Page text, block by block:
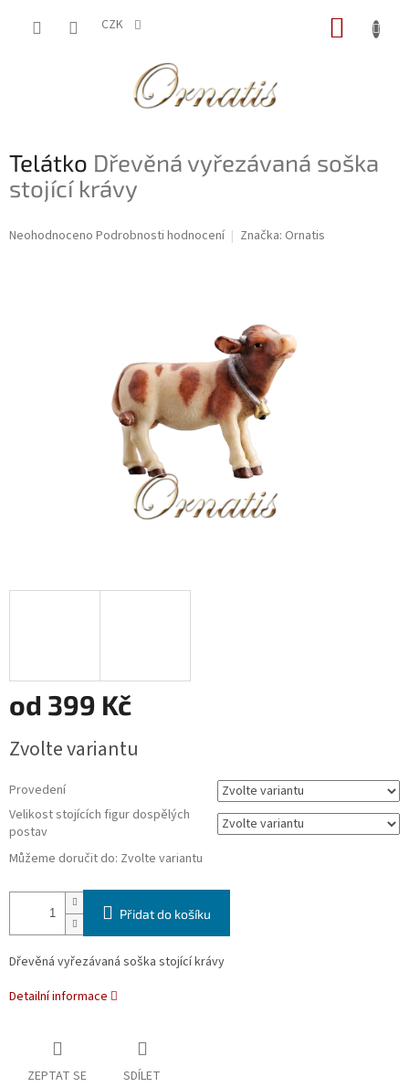
CZK
Telátko Dřevěná vyřezávaná soška
stojící krávy
Průměrné
Neohodnoceno Podrobnosti hodnocení Značka: Ornatis
od 399 Kč
cena:
Zvolte variantu
Provedení
Velikost stojících figur dospělých
postav
Můžeme doručit do: Zvolte variantu
Přidat do košíku
Dřevěná vyřezávaná soška stojící krávy
Detailní informace
ZEPTAT SE SDÍLET